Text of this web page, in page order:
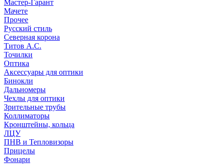
Мастер-Гарант
Мачете
Прочее
Русский стиль
Северная корона
Титов А.С.
Точилки
Оптика
Аксессуары для оптики
Бинокли
Дальномеры
Чехлы для оптики
Зрительные трубы
Коллиматоры
Кронштейны, кольца
ЛЦУ
ПНВ и Тепловизоры
Прицелы
Фонари